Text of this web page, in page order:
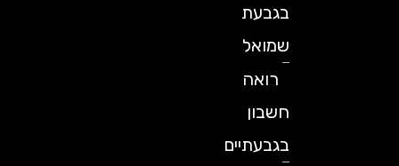
בגבעת
שמואל
רואה
חשבון
בגבעתיים